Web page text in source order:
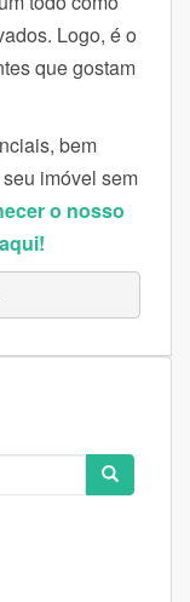
Logo, é o
que gostam
bem
imóvel sem
o nosso